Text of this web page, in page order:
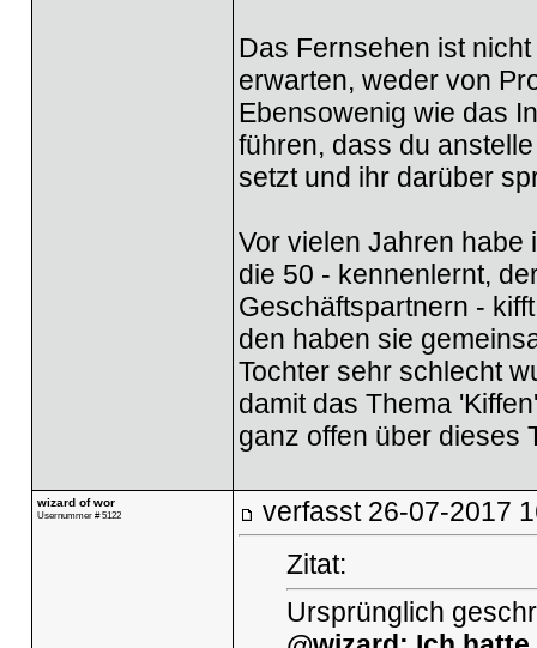
Das Fernsehen ist
erwarten, weder von
Ebensowenig wie das
führen, dass du
setzt und ihr darüber
Vor vielen Jahren habe
die 50 - kennenlernt,
Geschäftspartnern -
den haben sie
Tochter sehr schlecht
damit das Thema
ganz offen über dieses
wizard of wor
Usernummer # 5122 verfasst 26-07-2017
Zitat:
Ursprünglich